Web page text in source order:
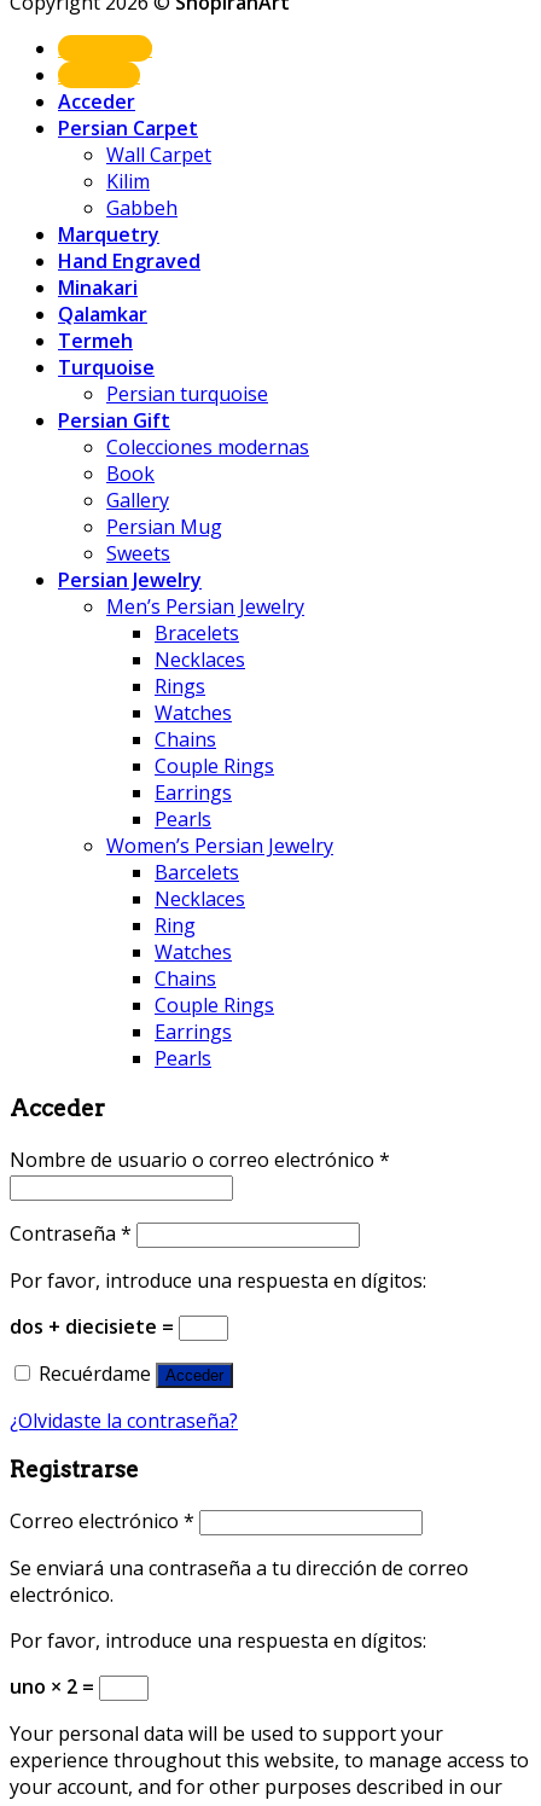
Shop Now
About us
Acceder
Persian Carpet
Wall Carpet
Kilim
Gabbeh
Marquetry
Hand Engraved
Minakari
Qalamkar
Termeh
Turquoise
Persian turquoise
Persian Gift
Colecciones modernas
Book
Gallery
Persian Mug
Sweets
Persian Jewelry
Men’s Persian Jewelry
Bracelets
Necklaces
Rings
Watches
Chains
Couple Rings
Earrings
Pearls
Women’s Persian Jewelry
Barcelets
Necklaces
Ring
Watches
Chains
Couple Rings
Earrings
Pearls
Acceder
Nombre de usuario o correo electrónico *
Contraseña *
Por favor, introduce una respuesta en dígitos:
dos + diecisiete =
Recuérdame
Acceder
¿Olvidaste la contraseña?
Registrarse
Correo electrónico *
Se enviará una contraseña a tu dirección de correo
electrónico.
Por favor, introduce una respuesta en dígitos:
uno × 2 =
Your personal data will be used to support your
experience throughout this website, to manage access to
your account, and for other purposes described in our